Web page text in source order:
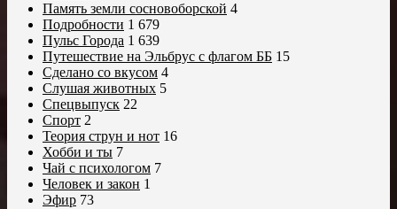
Память земли сосновоборской 4
Подробности 1 679
Пульс Города 1 639
Путешествие на Эльбрус с флагом ББ 15
Сделано со вкусом 4
Слушая животных 5
Спецвыпуск 22
Спорт 2
Теория струн и нот 16
Хобби и ты 7
Чай с психологом 7
Человек и закон 1
Эфир 73